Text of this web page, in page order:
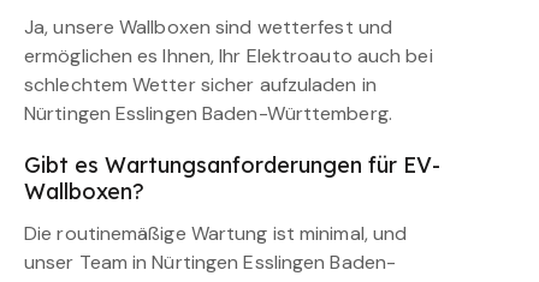
Ja, unsere Wallboxen sind wetterfest und
ermöglichen es Ihnen, Ihr Elektroauto auch bei
schlechtem Wetter sicher aufzuladen in
Nürtingen Esslingen Baden-Württemberg.
Gibt es Wartungsanforderungen für EV-
Wallboxen?
Die routinemäßige Wartung ist minimal, und
unser Team in Nürtingen Esslingen Baden-